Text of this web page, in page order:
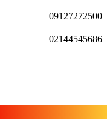
09127272500
02144545686